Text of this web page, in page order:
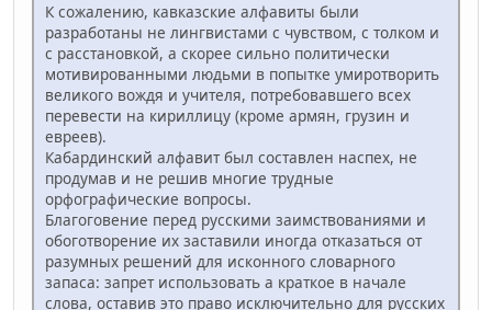
К сожалению, кавказские алфавиты были
разработаны не лингвистами с чувством, с толком и
с расстановкой, а скорее сильно политически
мотивированными людьми в попытке умиротворить
великого вождя и учителя, потребовавшего всех
перевести на кириллицу (кроме армян, грузин и
евреев).
Кабардинский алфавит был составлен наспех, не
продумав и не решив многие трудные
орфографические вопросы.
Благоговение перед русскими заимствованиями и
обоготворение их заставили иногда отказаться от
разумных решений для исконного словарного
запаса: запрет использовать а краткое в начале
слова, оставив это право исключительно для русских